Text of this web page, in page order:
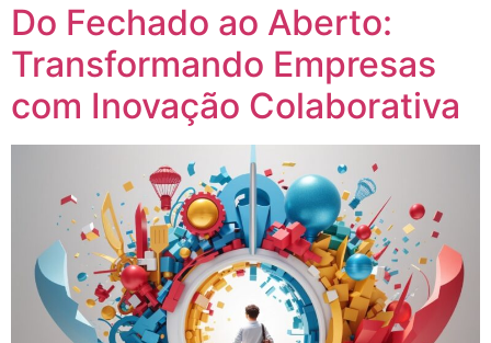
Do Fechado ao Aberto:
Transformando Empresas
com Inovação Colaborativa